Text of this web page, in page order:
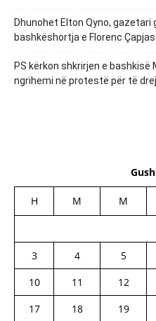
Dhunohet Elton Qyno,
bashkëshortja e Florenc Çapjas
PS kërkon shkrirjen e bashkisë
ngrihemi në protestë për të
H M M
3
4 5
10
11 12
17
18 19